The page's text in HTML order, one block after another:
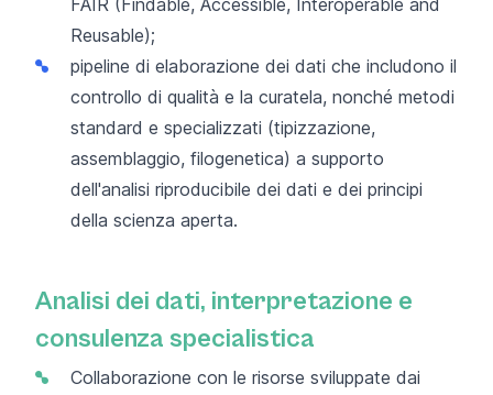
FAIR (Findable, Accessible, Interoperable and
Reusable);
pipeline di elaborazione dei dati che includono il
controllo di qualità e la curatela, nonché metodi
standard e specializzati (tipizzazione,
assemblaggio, filogenetica) a supporto
dell'analisi riproducibile dei dati e dei principi
della scienza aperta.
Analisi dei dati, interpretazione e
consulenza specialistica
Collaborazione con le risorse sviluppate dai